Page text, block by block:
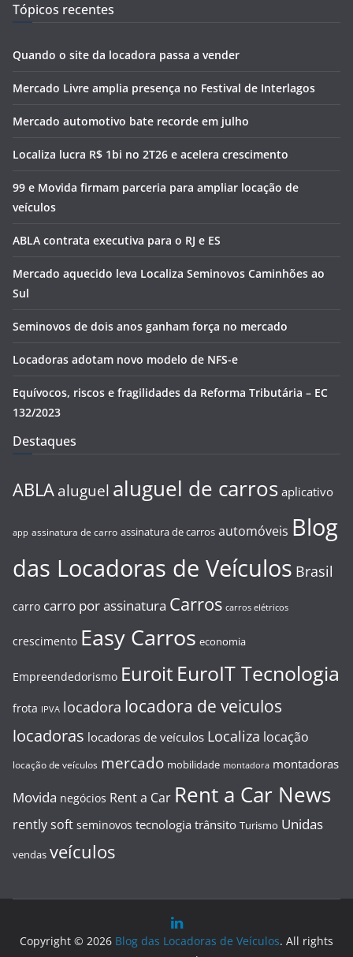
Tópicos recentes
Quando o site da locadora passa a vender
Mercado Livre amplia presença no Festival de Interlagos
Mercado automotivo bate recorde em julho
Localiza lucra R$ 1bi no 2T26 e acelera crescimento
99 e Movida firmam parceria para ampliar locação de
veículos
ABLA contrata executiva para o RJ e ES
Mercado aquecido leva Localiza Seminovos Caminhões ao
Sul
Seminovos de dois anos ganham força no mercado
Locadoras adotam novo modelo de NFS-e
Equívocos, riscos e fragilidades da Reforma Tributária – EC
132/2023
Destaques
ABLA aluguel aluguel de carros aplicativo
app assinatura de carro assinatura de carros automóveis Blog
das Locadoras de Veículos Brasil
carro carro por assinatura Carros carros elétricos
crescimento Easy Carros economia
Empreendedorismo Euroit EuroIT Tecnologia
frota IPVA locadora locadora de veiculos
locadoras locadoras de veículos Localiza locação
locação de veículos mercado mobilidade montadora montadoras
Movida negócios Rent a Car Rent a Car News
rently soft seminovos tecnologia trânsito Turismo Unidas
vendas veículos
Copyright © 2026 Blog das Locadoras de Veículos. All rights